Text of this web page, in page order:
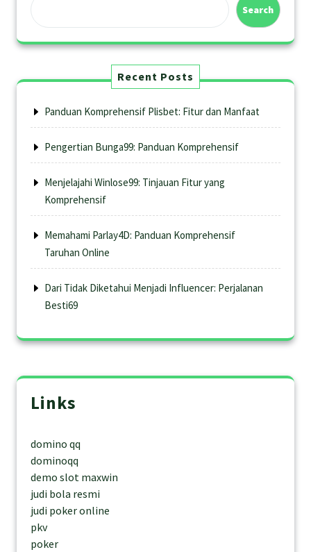
Search
Recent Posts
Panduan Komprehensif Plisbet: Fitur dan Manfaat
Pengertian Bunga99: Panduan Komprehensif
Menjelajahi Winlose99: Tinjauan Fitur yang
Komprehensif
Memahami Parlay4D: Panduan Komprehensif
Taruhan Online
Dari Tidak Diketahui Menjadi Influencer: Perjalanan
Besti69
Links
domino qq
dominoqq
demo slot maxwin
judi bola resmi
judi poker online
pkv
poker